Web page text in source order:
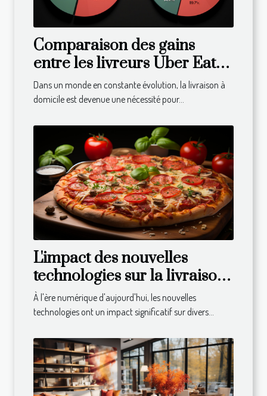
Comparaison des gains
entre les livreurs Uber Eats
dans différents pays
Dans un monde en constante évolution, la livraison à
domicile est devenue une nécessité pour...
L'impact des nouvelles
technologies sur la livraison
de repas à domicile
À l'ère numérique d'aujourd'hui, les nouvelles
technologies ont un impact significatif sur divers...